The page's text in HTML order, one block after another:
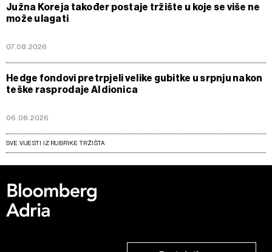
Južna Koreja također postaje tržište u koje se više ne
može ulagati
07.08.2026
Hedge fondovi pretrpjeli velike gubitke u srpnju nakon
teške rasprodaje AI dionica
06.08.2026
SVE VIJESTI IZ RUBRIKE TRŽIŠTA